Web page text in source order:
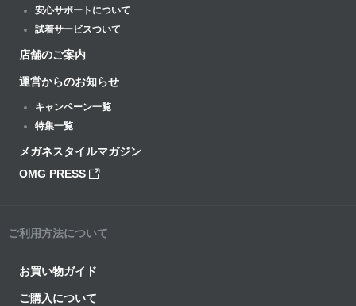
安心サポートについて
試着サービスついて
店舗のご案内
運営からのお知らせ
キャンペーン一覧
特集一覧
メガネスタイルマガジン
OMG PRESS
ご利用方法について
お買い物ガイド
ご購入について